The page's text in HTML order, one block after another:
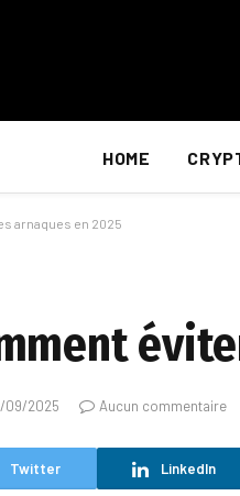
HOME
arnaques en 2025
09/2025 Aucun commentaire
Twitter LinkedIn